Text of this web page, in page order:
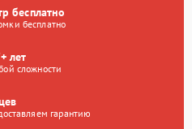
бесплатно
бесплатно
лет
сложности
гарантию